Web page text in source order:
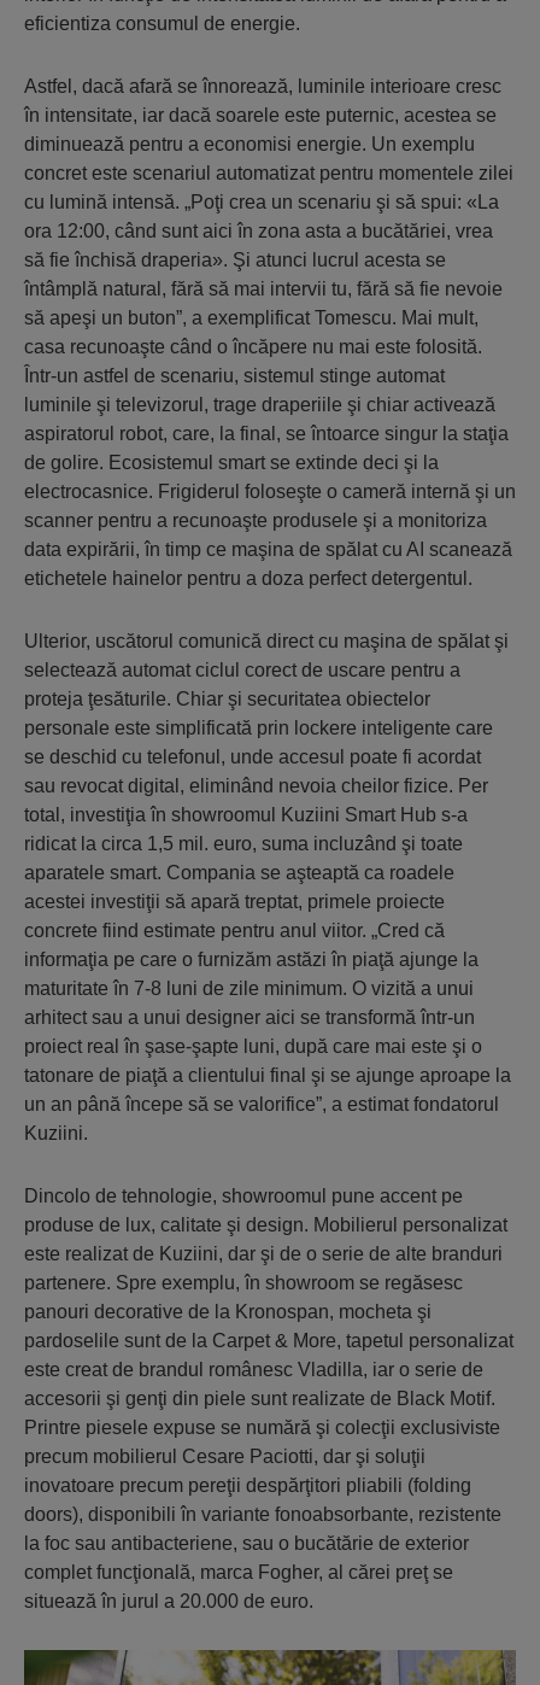
eficientiza consumul de energie.
Astfel, dacă afară se înnorează, luminile interioare cresc
în intensitate, iar dacă soarele este puternic, acestea se
diminuează pentru a economisi energie. Un exemplu
concret este scenariul automatizat pentru momentele zilei
cu lumină intensă. „Poţi crea un scenariu şi să spui: «La
ora 12:00, când sunt aici în zona asta a bucătăriei, vrea
să fie închisă draperia». Şi atunci lucrul acesta se
întâmplă natural, fără să mai intervii tu, fără să fie nevoie
să apeşi un buton”, a exemplificat Tomescu. Mai mult,
casa recunoaşte când o încăpere nu mai este folosită.
Într-un astfel de scenariu, sistemul stinge automat
luminile şi televizorul, trage draperiile şi chiar activează
aspiratorul robot, care, la final, se întoarce singur la staţia
de golire. Ecosistemul smart se extinde deci şi la
electrocasnice. Frigiderul foloseşte o cameră internă şi un
scanner pentru a recunoaşte produsele şi a monitoriza
data expirării, în timp ce maşina de spălat cu AI scanează
etichetele hainelor pentru a doza perfect detergentul.
Ulterior, uscătorul comunică direct cu maşina de spălat şi
selectează automat ciclul corect de uscare pentru a
proteja ţesăturile. Chiar şi securitatea obiectelor
personale este simplificată prin lockere inteligente care
se deschid cu telefonul, unde accesul poate fi acordat
sau revocat digital, eliminând nevoia cheilor fizice. Per
total, investiţia în showroomul Kuziini Smart Hub s-a
ridicat la circa 1,5 mil. euro, suma incluzând şi toate
aparatele smart. Compania se aşteaptă ca roadele
acestei investiţii să apară treptat, primele proiecte
concrete fiind estimate pentru anul viitor. „Cred că
informaţia pe care o furnizăm astăzi în piaţă ajunge la
maturitate în 7-8 luni de zile minimum. O vizită a unui
arhitect sau a unui designer aici se transformă într-un
proiect real în şase-şapte luni, după care mai este şi o
tatonare de piaţă a clientului final şi se ajunge aproape la
un an până începe să se valorifice”, a estimat fondatorul
Kuziini.
Dincolo de tehnologie, showroomul pune accent pe
produse de lux, calitate şi design. Mobilierul personalizat
este realizat de Kuziini, dar şi de o serie de alte branduri
partenere. Spre exemplu, în showroom se regăsesc
panouri decorative de la Kronospan, mocheta şi
pardoselile sunt de la Carpet & More, tapetul personalizat
este creat de brandul românesc Vladilla, iar o serie de
accesorii şi genţi din piele sunt realizate de Black Motif.
Printre piesele expuse se numără şi colecţii exclusiviste
precum mobilierul Cesare Paciotti, dar şi soluţii
inovatoare precum pereţii despărţitori pliabili (folding
doors), disponibili în variante fonoabsorbante, rezistente
la foc sau antibacteriene, sau o bucătărie de exterior
complet funcţională, marca Fogher, al cărei preţ se
situează în jurul a 20.000 de euro.